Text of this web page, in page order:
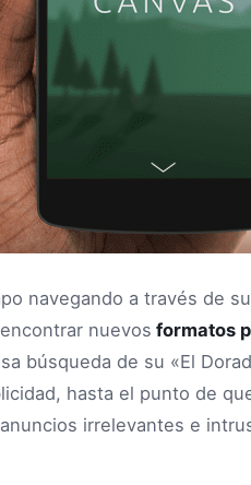
navegando a través de
nuevos formatos
búsqueda de su «El
hasta el punto de
irrelevantes e